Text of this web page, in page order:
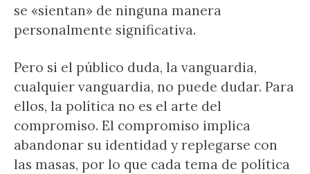
se «sientan» de ninguna manera
personalmente significativa.
Pero si el público duda, la vanguardia,
cualquier vanguardia, no puede dudar. Para
ellos, la política no es el arte del
compromiso. El compromiso implica
abandonar su identidad y replegarse con
las masas, por lo que cada tema de política